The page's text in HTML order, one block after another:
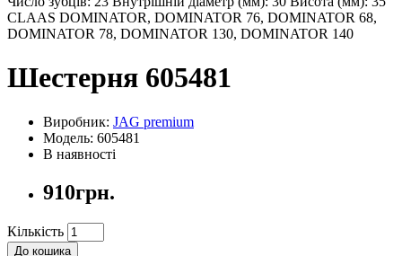
CLAAS DOMINATOR, DOMINATOR 76, DOMINATOR 68,
DOMINATOR 78, DOMINATOR 130, DOMINATOR 140
Шестерня 605481
Виробник: JAG premium
Модель: 605481
В наявності
910грн.
Кількість
До кошика